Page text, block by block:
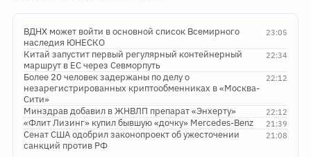
23:05
ВДНХ может войти в основной список Всемирного
наследия ЮНЕСКО
22:34
Китай запустит первый регулярный контейнерный
маршрут в ЕС через Севморпуть
22:12
Более 20 человек задержаны по делу о
незарегистрированных криптообменниках в «Москва-
Сити»
22:12
Минздрав добавил в ЖНВЛП препарат «Энхерту»
21:39
«Флит Лизинг» купил бывшую «дочку» Mercedes-Benz
21:08
Сенат США одобрил законопроект об ужесточении
санкций против РФ